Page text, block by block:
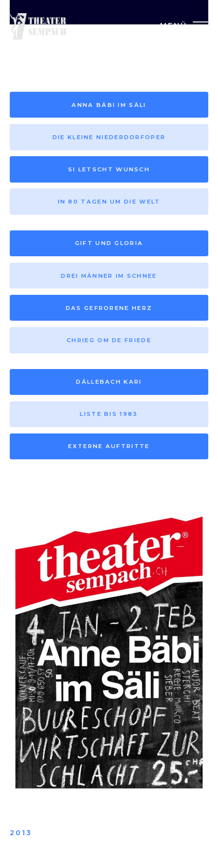
MENÜ
Saison vor 2013
ANNA BÄBI IM SÄLI
DIE KLEINE NIEDERDORFOPER
SI LETSCHT WUNSCH
IN 80 TAGEN UM DIE WELT
GIFT UND GLORIA
DREI MÄNNER IM SCHNEE
DAS GEFRORENE HERZ
CHRIEG OM DE FRIEDE
DÄLLEBACH KARI
LISTE BIS 1983
EXTERNE AUFTRITTE
2013